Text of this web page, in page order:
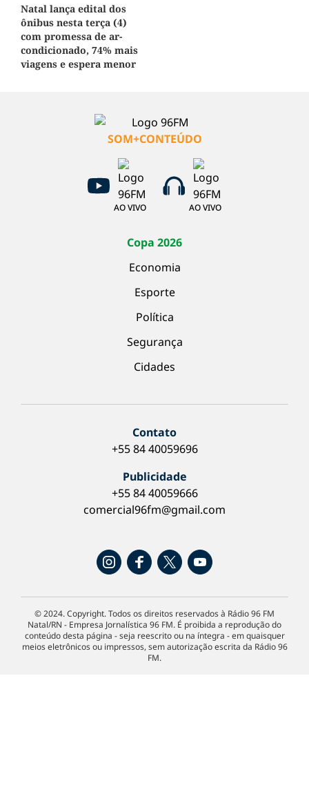
Natal lança edital dos
ônibus nesta terça (4)
com promessa de ar-
condicionado, 74% mais
viagens e espera menor
SOM+CONTEÚDO
AO VIVO AO VIVO
Copa 2026
Economia
Esporte
Política
Segurança
Cidades
Contato
+55 84 40059696
Publicidade
+55 84 40059666
comercial96fm@gmail.com
© 2024. Copyright. Todos os direitos reservados à Rádio 96 FM
Natal/RN - Empresa Jornalística 96 FM. É proibida a reprodução do
conteúdo desta página - seja reescrito ou na íntegra - em quaisquer
meios eletrônicos ou impressos, sem autorização escrita da Rádio 96
FM.